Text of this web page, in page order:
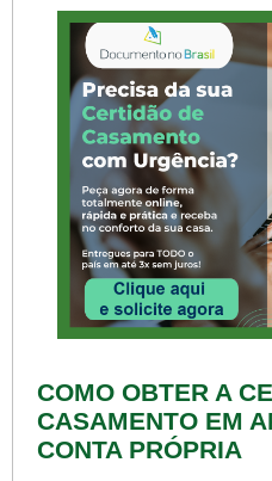
COMO OBTER A
CASAMENTO EM
CONTA PRÓPRIA